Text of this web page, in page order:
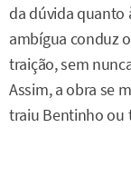
da dúvida quanto
ambígua conduz
traição, sem
Assim, a obra se
traiu Bentinho ou